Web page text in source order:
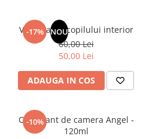
-17% NOU
Vindecarea copilului interior
60,00 Lei
50,00 Lei
ADAUGA IN COS
-10%
Odorizant de camera Angel -
120ml